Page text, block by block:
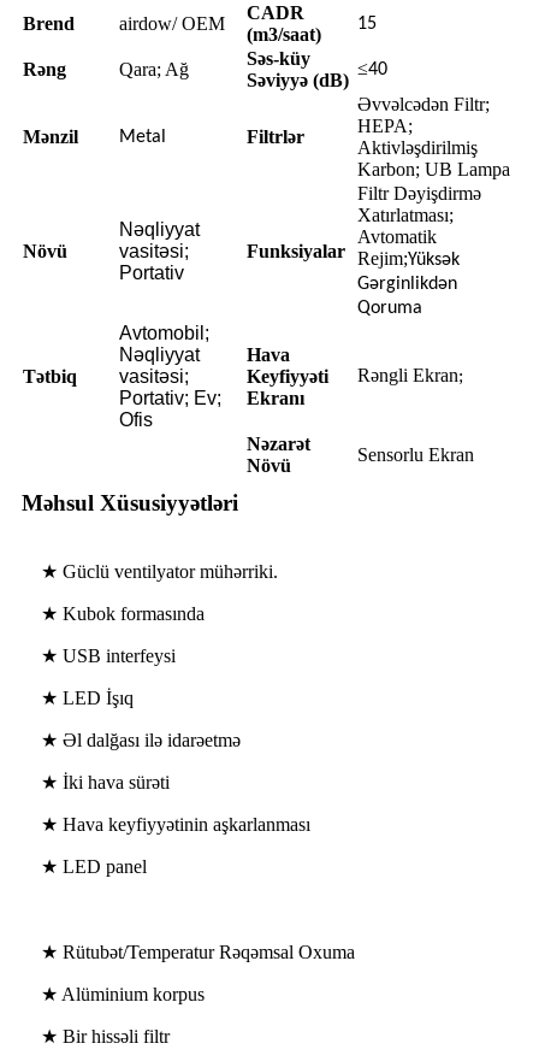
Brend airdow/ OEM
CADR
(m3/saat)
15
Rəng Qara; Ağ
Səs-küy
Səviyyə (dB)
≤40
Mənzil Metal Filtrlər
Əvvəlcədən Filtr;
HEPA;
Aktivləşdirilmiş
Karbon; UB Lampa
Növü
Nəqliyyat
vasitəsi;
Portativ
Funksiyalar
Filtr Dəyişdirmə
Xatırlatması;
Avtomatik
Rejim;Yüksək
Gərginlikdən
Qoruma
Tətbiq
Avtomobil;
Nəqliyyat
vasitəsi;
Portativ; Ev;
Ofis
Hava
Keyfiyyəti
Ekranı
Rəngli Ekran;
Nəzarət
Növü
Sensorlu Ekran
Məhsul Xüsusiyyətləri
★ Güclü ventilyator mühərriki.
★ Kubok formasında
★ USB interfeysi
★ LED İşıq
★ Əl dalğası ilə idarəetmə
★ İki hava sürəti
★ Hava keyfiyyətinin aşkarlanması
★ LED panel
★ Rütubət/Temperatur Rəqəmsal Oxuma
★ Alüminium korpus
★ Bir hissəli filtr